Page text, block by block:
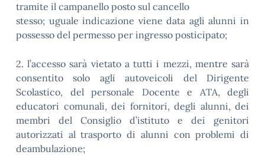
tramite il campanello posto sul cancello
stesso; uguale indicazione viene data agli alunni in
possesso del permesso per ingresso posticipato;
2. l’accesso sarà vietato a tutti i mezzi, mentre sarà
consentito solo agli autoveicoli del Dirigente
Scolastico, del personale Docente e ATA, degli
educatori comunali, dei fornitori, degli alunni, dei
membri del Consiglio d’istituto e dei genitori
autorizzati al trasporto di alunni con problemi di
deambulazione;